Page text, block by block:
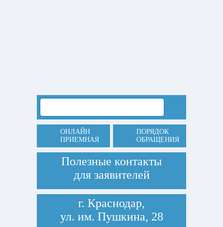
ОНЛАЙН
ПРИЕМНАЯ
ПОРЯДОК
ОБРАЩЕНИЯ
Полезные контакты
для заявителей
г. Краснодар,
ул. им. Пушкина, 28